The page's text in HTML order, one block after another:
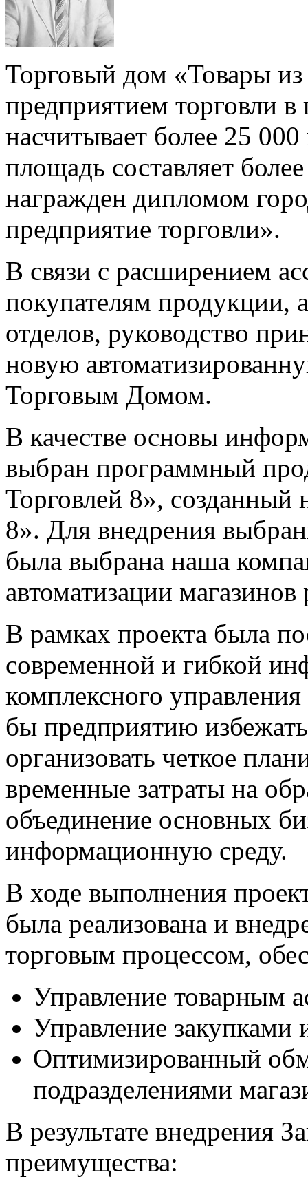
Торговый дом «Товары
предприятием торговли
насчитывает более 25
площадь составляет
награжден дипломом
предприятие торговли».
В связи с расширением
покупателям продукции,
отделов, руководство
новую
Торговым Домом.
В качестве основы
выбран программный
Торговлей 8»,
8». Для внедрения
была выбрана наша
автоматизации
В рамках проекта была
современной и гибкой
комплексного
бы предприятию
организовать четкое
временные затраты на
объединение основных
информационную среду.
В ходе выполнения
была реализована и
торговым процессом,
Управление товарным
Управление закупками
Оптимизированный
подразделениями
В результате внедрения
преимущества: